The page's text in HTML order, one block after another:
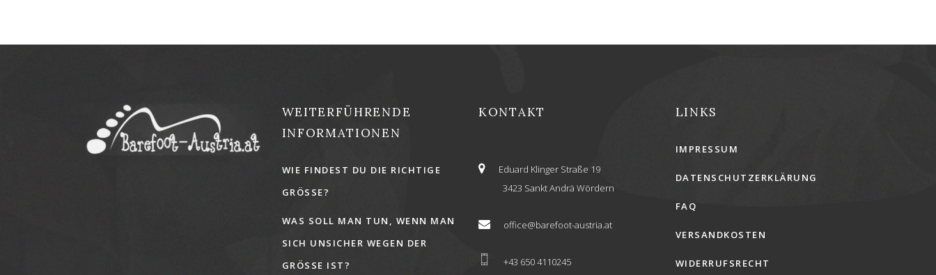
WEITERFÜHRENDE
INFORMATIONEN
WIE FINDEST DU DIE RICHTIGE
GRÖSSE?
WAS SOLL MAN TUN, WENN MAN
SICH UNSICHER WEGEN DER
GRÖSSE IST?
KONTAKT
Eduard Klinger Straße 19
3423 Sankt Andrä Wördern
office@barefoot-austria.at
+43 650 4110245
LINKS
IMPRESSUM
DATENSCHUTZERKLÄRUNG
FAQ
VERSANDKOSTEN
WIDERRUFSRECHT